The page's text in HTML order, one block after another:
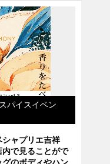
パイスイベン
シャプリエ吉祥
内で見ることがで
グのボディやハン